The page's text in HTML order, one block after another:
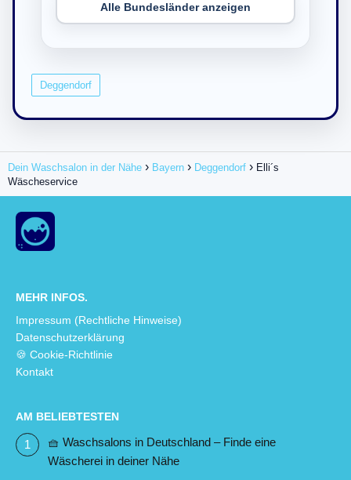
Alle Bundesländer anzeigen
Deggendorf
Dein Waschsalon in der Nähe Bayern Deggendorf
Elli´s
Wäscheservice
MEHR INFOS.
Impressum (Rechtliche Hinweise)
Datenschutzerklärung
🍪 Cookie-Richtlinie
Kontakt
AM BELIEBTESTEN
🧺 Waschsalons in Deutschland – Finde eine
Wäscherei in deiner Nähe